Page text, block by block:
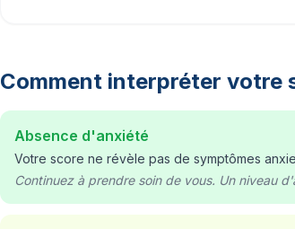
Comment interpréter votre
Absence d'anxiété
Votre score ne révèle pas de symptômes
Continuez à prendre soin de vous. Un niveau